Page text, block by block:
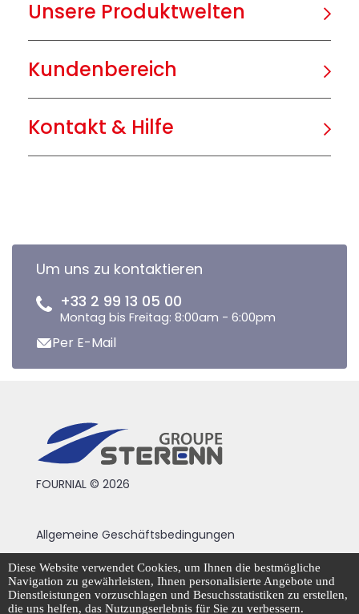
Unsere Produktwelten
Kundenbereich
Kontakt & Hilfe
Um uns zu kontaktieren
+33 2 99 13 05 00
Montag bis Freitag: 8:00am - 6:00pm
Per E-Mail
FOURNIAL © 2026
Allgemeine Geschäftsbedingungen
Rechtliche Hinweise
Datenschutzrichtlinie
Diese Website verwendet Cookies, um Ihnen die bestmögliche
Navigation zu gewährleisten, Ihnen personalisierte Angebote und
Dienstleistungen vorzuschlagen und Besuchsstatistiken zu erstellen,
die uns helfen, das Nutzungserlebnis für Sie zu verbessern.